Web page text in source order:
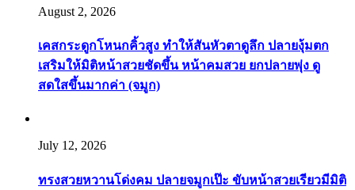
August 2, 2026
เคสกระดูกโหนกคิ้วสูง ทำให้สันหัวตาดูลึก ปลายงุ้มตก
เสริมให้มิติหน้าสวยชัดขึ้น หน้าคมสวย ยกปลายพุ่ง ดู
สดใสขึ้นมากค่า (จมูก)
July 12, 2026
ทรงสวยหวานโด่งคม ปลายจมูกเป๊ะ ขับหน้าสวยเรียวมีมิติ